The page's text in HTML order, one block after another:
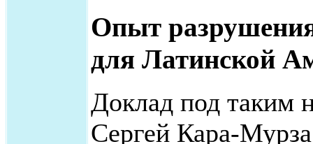
Опыт
для Латинской
Доклад под таким
Сергей Кара-